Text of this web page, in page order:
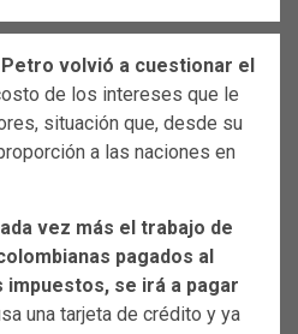
volvió a cuestionar el
de los intereses que le
situación que, desde su
a las naciones en
vez más el trabajo de
pagados al
impuestos, se irá a pagar
una tarjeta de crédito y ya